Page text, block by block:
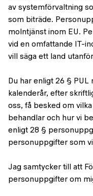
av systemförvaltning
som biträde.
molntjänst inom EU.
vid en omfattande IT-
vill säga ett land
Du har enligt 26 §
kalenderår, efter
oss, få besked om
behandlar och hur vi
enligt 28 §
personuppgifter som
Jag samtycker till att
personuppgifter om